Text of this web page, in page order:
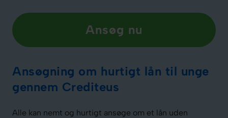
Ansøg nu
Ansøgning om hurtigt lån til unge
gennem Crediteus
Alle kan nemt og hurtigt ansøge om et lån uden